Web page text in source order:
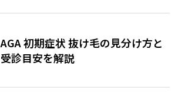
AGA 初期症状 抜け毛の見分け方と
受診目安を解説